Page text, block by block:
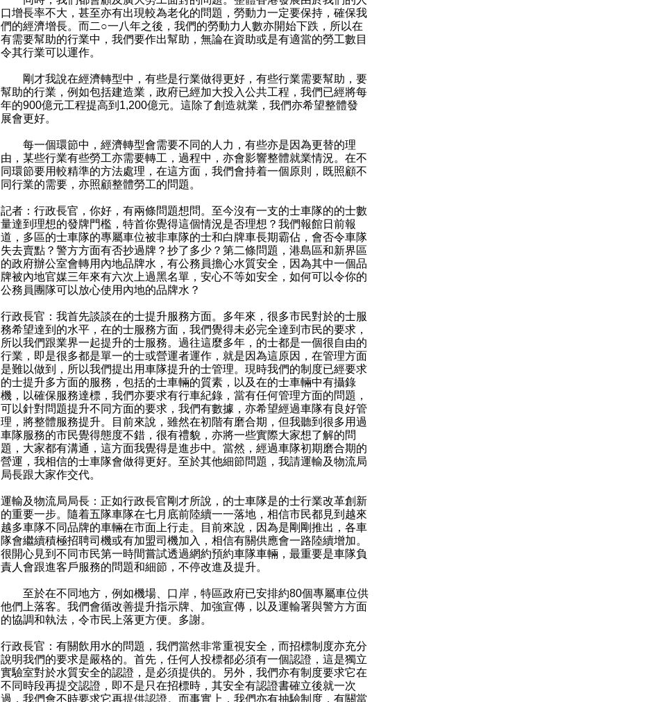
口增長率不大，甚至亦有出現較為老化的問題，勞動力一定要保持，確保我
們的經濟增長。而二○一八年之後，我們的勞動力人數亦開始下跌，所以在
有需要幫助的行業中，我們要作出幫助，無論在資助或是有適當的勞工數目
令其行業可以運作。
剛才我說在經濟轉型中，有些是行業做得更好，有些行業需要幫助，要
幫助的行業，例如包括建造業，政府已經加大投入公共工程，我們已經將每
年的900億元工程提高到1,200億元。這除了創造就業，我們亦希望整體發
展會更好。
每一個環節中，經濟轉型會需要不同的人力，有些亦是因為更替的理
由，某些行業有些勞工亦需要轉工，過程中，亦會影響整體就業情況。在不
同環節要用較精準的方法處理，在這方面，我們會持着一個原則，既照顧不
同行業的需要，亦照顧整體勞工的問題。
記者：行政長官，你好，有兩條問題想問。至今沒有一支的士車隊的的士數
量達到理想的發牌門檻，特首你覺得這個情況是否理想？我們報館日前報
道，多區的士車隊的專屬車位被非車隊的士和白牌車長期霸佔，會否令車隊
失去賣點？警方方面有否抄過牌？抄了多少？第二條問題，港島區和新界區
的政府辦公室會轉用內地品牌水，有公務員擔心水質安全，因為其中一個品
牌被內地官媒三年來有六次上過黑名單，安心不等如安全，如何可以令你的
公務員團隊可以放心使用內地的品牌水？
行政長官：我首先談談在的士提升服務方面。多年來，很多市民對於的士服
務希望達到的水平，在的士服務方面，我們覺得未必完全達到市民的要求，
所以我們跟業界一起提升的士服務。過往這麼多年，的士都是一個很自由的
行業，即是很多都是單一的士或營運者運作，就是因為這原因，在管理方面
是難以做到，所以我們提出用車隊提升的士管理。現時我們的制度已經要求
的士提升多方面的服務，包括的士車輛的質素，以及在的士車輛中有攝錄
機，以確保服務達標，我們亦要求有行車紀錄，當有任何管理方面的問題，
可以針對問題提升不同方面的要求，我們有數據，亦希望經過車隊有良好管
理，將整體服務提升。目前來說，雖然在初階有磨合期，但我聽到很多用過
車隊服務的市民覺得態度不錯，很有禮貌，亦將一些實際大家想了解的問
題，大家都有溝通，這方面我覺得是進步中。當然，經過車隊初期磨合期的
營運，我相信的士車隊會做得更好。至於其他細節問題，我請運輸及物流局
局長跟大家作交代。
運輸及物流局局長：正如行政長官剛才所說，的士車隊是的士行業改革創新
的重要一步。隨着五隊車隊在七月底前陸續一一落地，相信市民都見到越來
越多車隊不同品牌的車輛在市面上行走。目前來說，因為是剛剛推出，各車
隊會繼續積極招聘司機或有加盟司機加入，相信有關供應會一路陸續增加。
很開心見到不同市民第一時間嘗試透過網約預約車隊車輛，最重要是車隊負
責人會跟進客戶服務的問題和細節，不停改進及提升。
至於在不同地方，例如機場、口岸，特區政府已安排約80個專屬車位供
他們上落客。我們會循改善提升指示牌、加強宣傳，以及運輸署與警方方面
的協調和執法，令市民上落更方便。多謝。
行政長官：有關飲用水的問題，我們當然非常重視安全，而招標制度亦充分
說明我們的要求是嚴格的。首先，任何人投標都必須有一個認證，這是獨立
實驗室對於水質安全的認證，是必須提供的。另外，我們亦有制度要求它在
不同時段再提交認證，即不是只在招標時，其安全有認證書確立後就一次
過，我們會不時要求它再提供認證。而事實上，我們亦有抽驗制度，有關當